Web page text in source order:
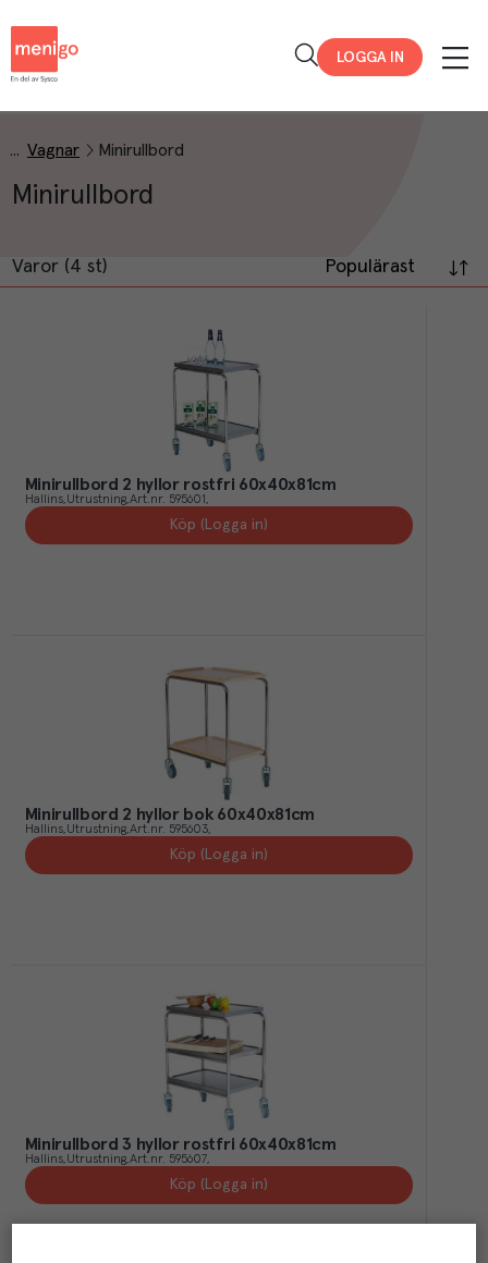
LOGGA IN
Vagnar Minirullbord
Minirullbord
Varor (4 st) Populärast
Minirullbord 2 hyllor rostfri 60x40x81cm
Hallins Utrustning Art.nr. 595601
Köp (Logga in)
Minirullbord 2 hyllor bok 60x40x81cm
Hallins Utrustning Art.nr. 595603
Köp (Logga in)
Minirullbord 3 hyllor rostfri 60x40x81cm
Hallins Utrustning Art.nr. 595607
Köp (Logga in)